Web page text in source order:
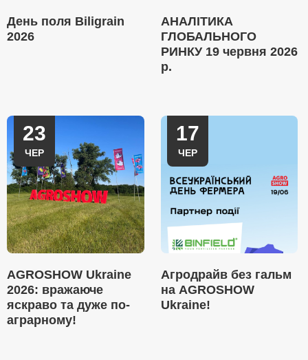
День поля Biligrain
2026
АНАЛІТИКА
ГЛОБАЛЬНОГО
РИНКУ 19 червня 2026
р.
23
ЧЕР
AGROSHOW Ukraine
2026: вражаюче
яскраво та дуже по-
аграрному!
17
ЧЕР
Агродрайв без гальм
на AGROSHOW
Ukraine!